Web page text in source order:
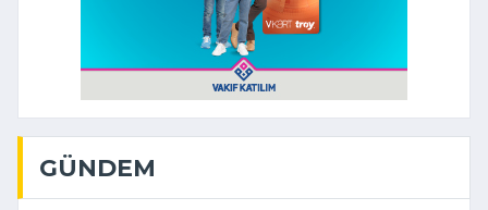
GÜNDEM